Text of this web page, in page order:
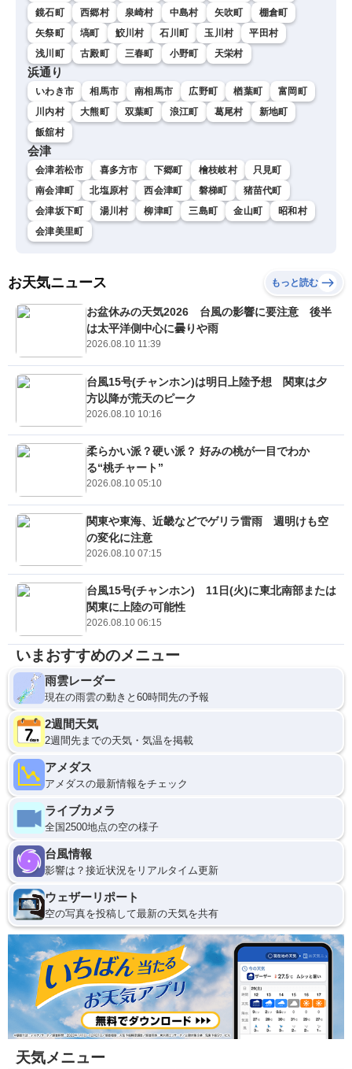
鏡石町 西郷村 泉崎村 中島村 矢吹町
棚倉町
矢祭町
塙町 鮫川村 石川町 玉川村
平田村
浅川町
古殿町 三春町 小野町 天栄村
浜通り
いわき市 相馬市 南相馬市 広野町 楢葉町
富岡町
川内村
大熊町 双葉町 浪江町 葛尾村
新地町
飯舘村
会津
会津若松市 喜多方市 下郷町 檜枝岐村
只見町
南会津町
北塩原村 西会津町 磐梯町
猪苗代町
会津坂下町
湯川村 柳津町 三島町 金山町
昭和村
会津美里町
お天気ニュース もっと読む
お盆休みの天気2026 台風の影響に要注意 後半
は太平洋側中心に曇りや雨
2026.08.10 11:39
台風15号(チャンホン)は明日上陸予想 関東は夕
方以降が荒天のピーク
2026.08.10 10:16
柔らかい派？硬い派？ 好みの桃が一目でわか
る“桃チャート”
2026.08.10 05:10
関東や東海、近畿などでゲリラ雷雨 週明けも空
の変化に注意
2026.08.10 07:15
台風15号(チャンホン) 11日(火)に東北南部または
関東に上陸の可能性
2026.08.10 06:15
いまおすすめのメニュー
雨雲レーダー
現在の雨雲の動きと60時間先の予報
2週間天気
2週間先までの天気・気温を掲載
アメダス
アメダスの最新情報をチェック
ライブカメラ
全国2500地点の空の様子
台風情報
影響は？接近状況をリアルタイム更新
ウェザーリポート
空の写真を投稿して最新の天気を共有
天気メニュー